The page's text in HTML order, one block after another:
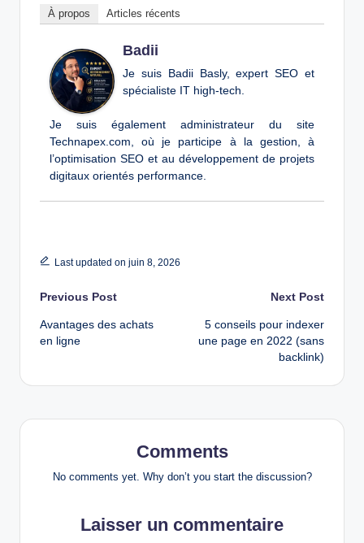
À propos Articles récents
Badii
Je suis Badii Basly, expert SEO et
spécialiste IT high-tech.
Je suis également administrateur du site
Technapex.com, où je participe à la gestion, à
l’optimisation SEO et au développement de projets
digitaux orientés performance.
Last updated on juin 8, 2026
Post
navigation
Previous Post
Avantages des achats
en ligne
Next Post
5 conseils pour indexer
une page en 2022 (sans
backlink)
Comments
No comments yet. Why don’t you start the discussion?
Laisser un commentaire